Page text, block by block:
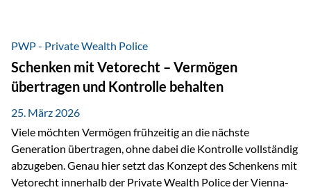
und Unternehmen. Ein wesentliches Merkmal ist die
Staatsfinanzierung: Liechtenstein weist keine
Staatsschulden auf, und der Schutz der wirtschaftlichen
Interessen der Bevölkerung ist in der Verfassung verankert.
Besonders hervorzuheben ist hierbei Artikel 14 der
liechtensteinischen Verfassung. Darin…
PWP - Private Wealth Police
Schenken mit Vetorecht – Vermögen
übertragen und Kontrolle behalten
25. März 2026
Viele möchten Vermögen frühzeitig an die nächste
Generation übertragen, ohne dabei die Kontrolle vollständig
abzugeben. Genau hier setzt das Konzept des Schenkens mit
Vetorecht innerhalb der Private Wealth Police der Vienna-